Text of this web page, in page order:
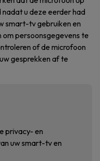
u deze eerder had
smart-tv gebruiken en
om persoonsgegevens te
of de microfoon
gesprekken af te
privacy- en
uw smart-tv en